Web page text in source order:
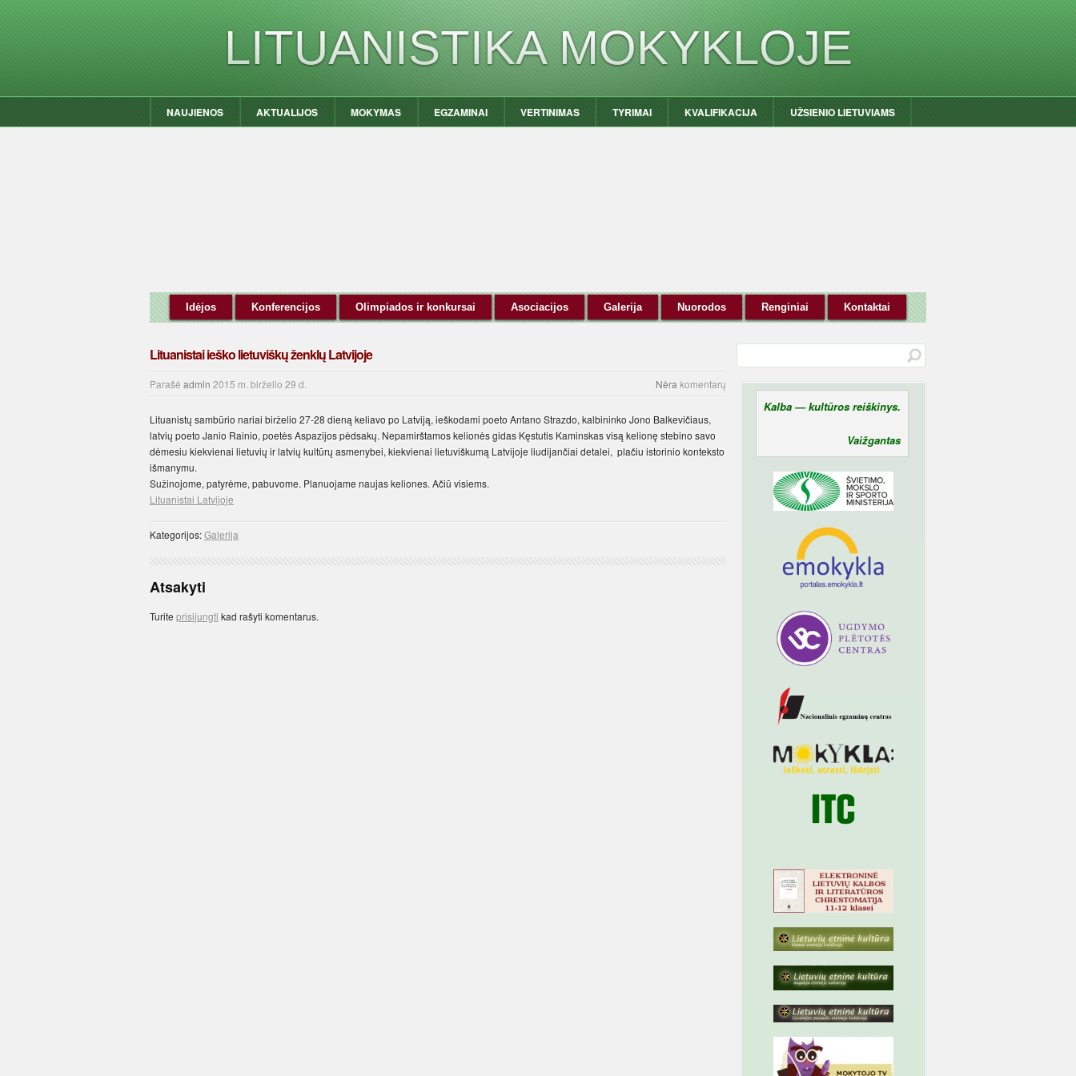
LITUANISTIKA MOKYKLOJE
NAUJIENOS AKTUALIJOS MOKYMAS EGZAMINAI VERTINIMAS TYRIMAI KVALIFIKACIJA UŽSIENIO LIETUVIAMS
Idėjos Konferencijos Olimpiados ir konkursai Asociacijos Galerija Nuorodos Renginiai Kontaktai
Lituanistai ieško lietuviškų ženklų Latvijoje
Parašė admin 2015 m. birželio 29 d. Nėra komentarų
Lituanistų sambūrio nariai birželio 27-28 dieną keliavo po Latviją, ieškodami poeto Antano Strazdo, kalbininko Jono Balkevičiaus,
latvių poeto Janio Rainio, poetės Aspazijos pėdsakų. Nepamirštamos kelionės gidas Kęstutis Kaminskas visą kelionę stebino savo
dėmesiu kiekvienai lietuvių ir latvių kultūrų asmenybei, kiekvienai lietuviškumą Latvijoje liudijančiai detalei, plačiu istorinio konteksto
išmanymu.
Sužinojome, patyrėme, pabuvome. Planuojame naujas keliones. Ačiū visiems.
Lituanistai Latvijoje
Kategorijos:Galerija
Atsakyti
Turite prisijungti kad rašyti komentarus.
Kalba — kultūros reiškinys.
Vaižgantas